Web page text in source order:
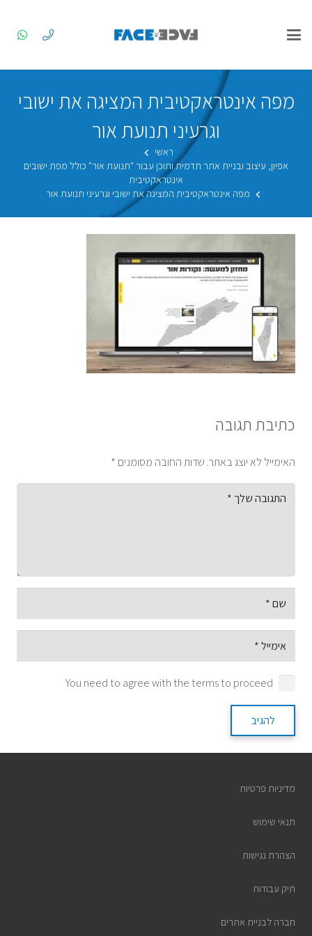
מפה אינטראקטיבית המציגה את ישובי
וגרעיני תנועת אור
ראשי
אפיון, עיצוב ובניית אתר תדמית ותוכן עבור "תנועת אור" כולל מפת ישובים
אינטראקטיבית
מפה אינטראקטיבית המציגה את ישובי וגרעיני תנועת אור
כתיבת תגובה
האימייל לא יוצג באתר. שדות החובה מסומנים *
You need to agree with the terms to proceed
להגיב
מדיניות פרטיות
תנאי שימוש
הצהרת נגישות
תיק עבודות
חברה לבניית אתרים